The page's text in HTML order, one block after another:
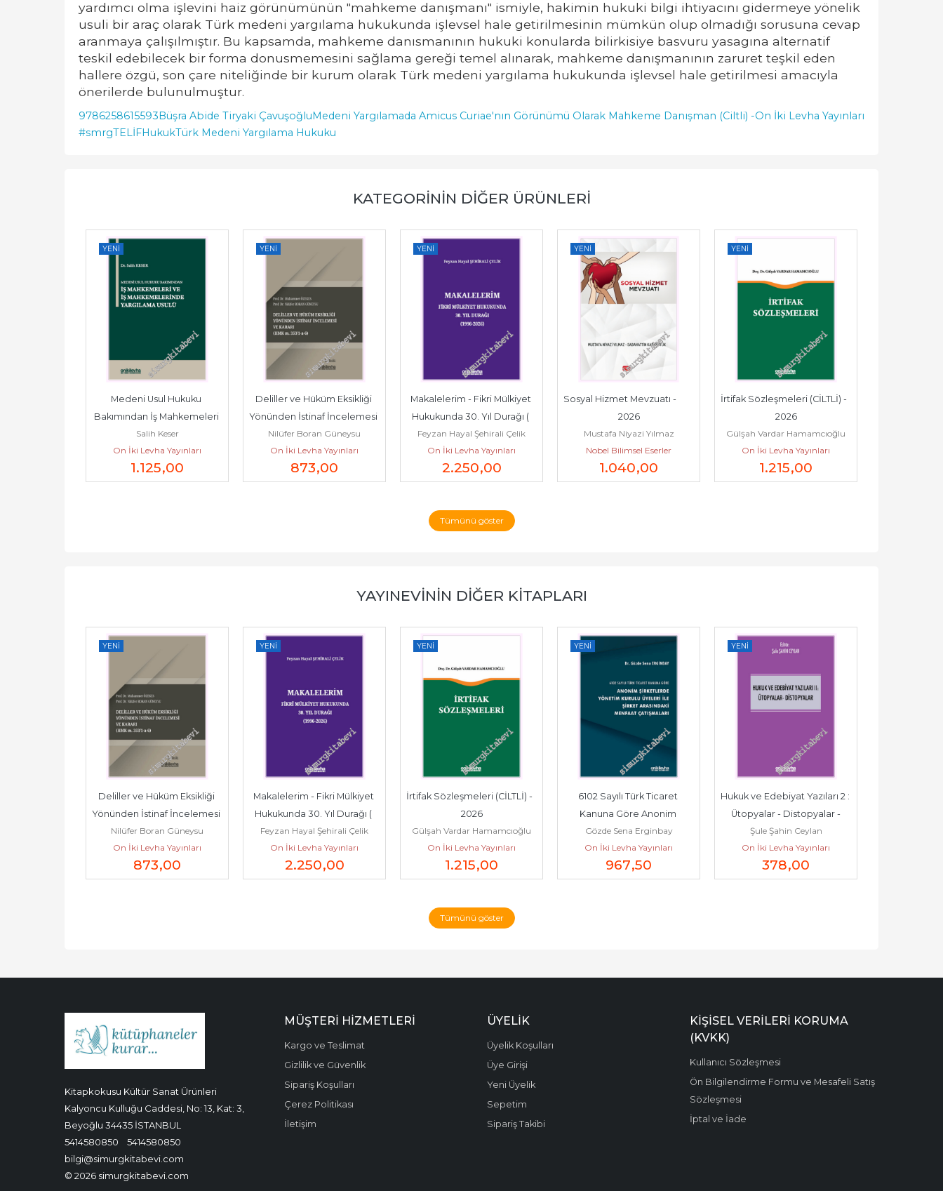
yardımcı olma işlevini haiz görünümünün "mahkeme danışmanı" ismiyle, hakimin hukuki bilgi ihtiyacını gidermeye yönelik
usuli bir araç olarak Türk medeni yargılama hukukunda işlevsel hale getirilmesinin mümkün olup olmadığı sorusuna cevap
aranmaya çalışılmıştır. Bu kapsamda, mahkeme danısmanının hukuki konularda bilirkisiye basvuru yasagına alternatif
teskil edebilecek bir forma donusmemesini sağlama gereği temel alınarak, mahkeme danışmanının zaruret teşkil eden
hallere özgü, son çare niteliğinde bir kurum olarak Türk medeni yargılama hukukunda işlevsel hale getirilmesi amacıyla
önerilerde bulunulmuştur.
9786258615593Büşra Abide Tiryaki ÇavuşoğluMedeni Yargılamada Amicus Curiae'nın Görünümü Olarak Mahkeme Danışman (Ciltli) -On İki Levha Yayınları
#smrgTELİFHukukTürk Medeni Yargılama Hukuku
KATEGORININ DIĞER ÜRÜNLERI
YENI
Medeni Usul Hukuku
Bakımından İş Mahkemeleri
ve İş Mahkemelerinde...
Salih Keser
On İki Levha Yayınları
1.125,00
YENI
Deliller ve Hüküm Eksikliği
Yönünden İstinaf İncelemesi
ve Karar (HMK m....
Nilüfer Boran Güneysu
On İki Levha Yayınları
873,00
YENI
Makalelerim - Fikri Mülkiyet
Hukukunda 30. Yıl Durağı (
1996 - 2026 ) -...
Feyzan Hayal Şehirali Çelik
On İki Levha Yayınları
2.250,00
YENI
Sosyal Hizmet Mevzuatı -
2026
Mustafa Niyazi Yılmaz
Nobel Bilimsel Eserler
1.040,00
YENI
İrtifak Sözleşmeleri (CİLTLİ) -
2026
Gülşah Vardar Hamamcıoğlu
On İki Levha Yayınları
1.215,00
Tümünü göster
YAYINEVININ DIĞER KITAPLARI
YENI
Deliller ve Hüküm Eksikliği
Yönünden İstinaf İncelemesi
ve Karar (HMK m....
Nilüfer Boran Güneysu
On İki Levha Yayınları
873,00
YENI
Makalelerim - Fikri Mülkiyet
Hukukunda 30. Yıl Durağı (
1996 - 2026 ) -...
Feyzan Hayal Şehirali Çelik
On İki Levha Yayınları
2.250,00
YENI
İrtifak Sözleşmeleri (CİLTLİ) -
2026
Gülşah Vardar Hamamcıoğlu
On İki Levha Yayınları
1.215,00
YENI
6102 Sayılı Türk Ticaret
Kanuna Göre Anonim
Şirketlerde Yönetim Kurulu...
Gözde Sena Erginbay
On İki Levha Yayınları
967,50
YENI
Hukuk ve Edebiyat Yazıları 2 :
Ütopyalar - Distopyalar -
Şule Şahin Ceylan
On İki Levha Yayınları
378,00
Tümünü göster
Kitapkokusu Kültür Sanat Ürünleri
Kalyoncu Kulluğu Caddesi, No: 13, Kat: 3,
Beyoğlu 34435 İSTANBUL
5414580850
5414580850
bilgi@simurgkitabevi.com
© 2026 simurgkitabevi.com
MÜŞTERI HIZMETLERI
Kargo ve Teslimat
Gizlilik ve Güvenlik
Sipariş Koşulları
Çerez Politikası
İletişim
ÜYELIK
Üyelik Koşulları
Üye Girişi
Yeni Üyelik
Sepetim
Sipariş Takibi
KIŞISEL VERILERI KORUMA
(KVKK)
Kullanıcı Sözleşmesi
Ön Bilgilendirme Formu ve Mesafeli Satış
Sözleşmesi
İptal ve İade